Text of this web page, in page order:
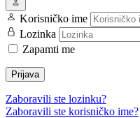
Korisničko ime
Lozinka
Zapamti me
Prijava
Zaboravili ste lozinku?
Zaboravili ste korisničko ime?